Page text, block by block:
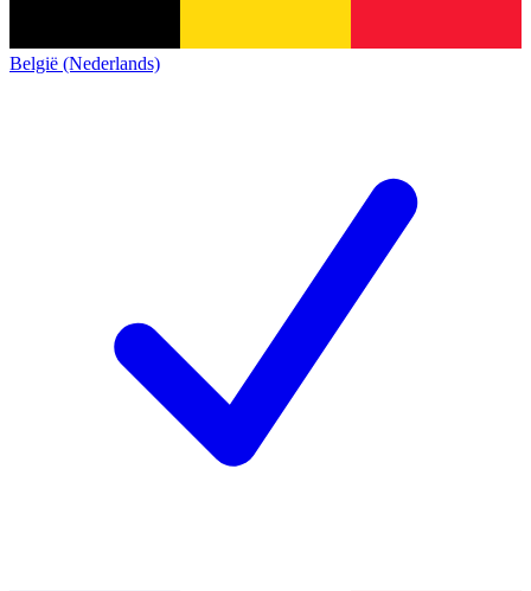
België (Nederlands)